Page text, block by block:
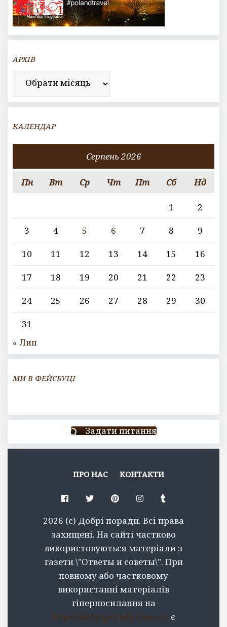
АРХІВ
Архів
КАЛЕНДАР
Серпень 2026
Пн Вт Ср Чт Пт Сб Нд
1
2
3
4 5 6 7 8
9
10
11 12 13 14 15
16
17
18 19 20 21 22
23
24
25 26 27 28 29
30
31
« Лип
МИ В ФЕЙСБУЦІ
Задати питання
ПРО НАС КОНТАКТИ
TwitterPinterestInstagram
Tumblr
2026 (c) Добрі поради. Всі права
захищені. На сайті частково
використовуються матеріали з
газети \"Ответы и советы\". При
повному або частковому
використанні матеріалів
гіперпосилання на
https://dobriporady.com.ua/ є